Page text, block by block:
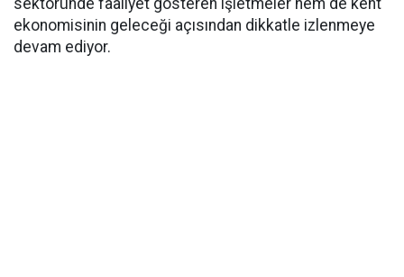
ekonomisinin geleceği açısından dikkatle izlenmeye
devam ediyor.